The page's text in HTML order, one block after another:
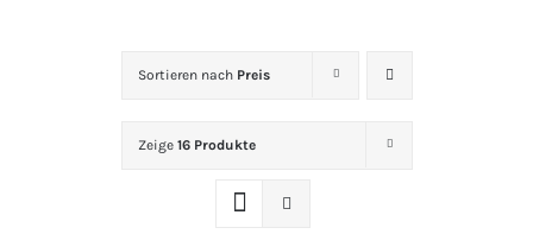
Sortieren nach Preis
Zeige 16 Produkte